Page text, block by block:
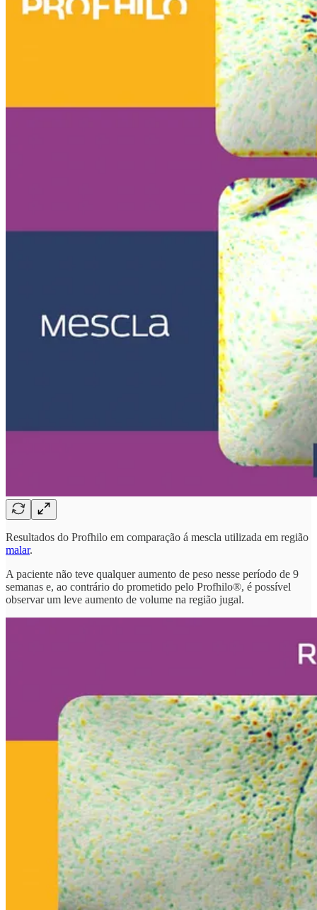
Resultados do Profhilo em comparação á mescla utilizada em região
malar.
A paciente não teve qualquer aumento de peso nesse período de 9
semanas e, ao contrário do prometido pelo Profhilo®, é possível
observar um leve aumento de volume na região jugal.